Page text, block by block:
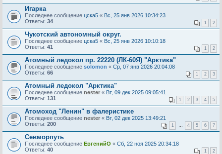
Игарка
Последнее сообщение цска5 « Вс, 25 янв 2026 10:34:23
Ответы: 34 1 2
Чукотский автономный округ.
Последнее сообщение цска5 « Вс, 25 янв 2026 10:10:18
Ответы: 41 1 2
Атомный ледокол пр. 22220 (ЛК-60Я) "Арктика"
Последнее сообщение solomon « Ср, 07 янв 2026 20:04:08
Ответы: 66 1 2 3
Атомный ледокол "Арктика"
Последнее сообщение nester « Вт, 09 дек 2025 09:05:41
Ответы: 131 1 2 3 4 5
Атомоход "Ленин" в фалеристике
Последнее сообщение nester « Вт, 02 дек 2025 13:49:21
Ответы: 200 1 4 5 6 7
Севморпуть
Последнее сообщение ЕвгенийО « Сб, 22 ноя 2025 20:34:18
Ответы: 40 1 2